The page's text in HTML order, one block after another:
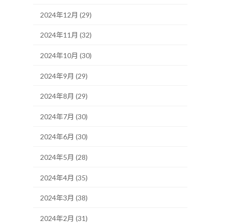
2024年12月 (29)
2024年11月 (32)
2024年10月 (30)
2024年9月 (29)
2024年8月 (29)
2024年7月 (30)
2024年6月 (30)
2024年5月 (28)
2024年4月 (35)
2024年3月 (38)
2024年2月 (31)